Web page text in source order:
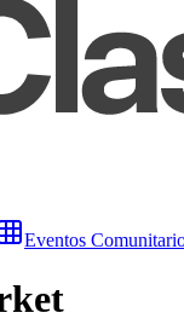
Eventos